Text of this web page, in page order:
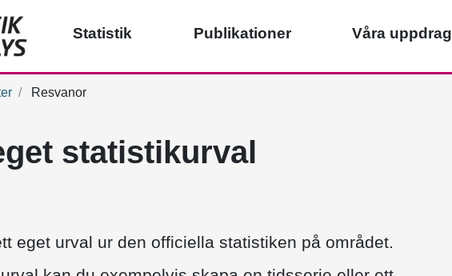
Statistik Publikationer Våra uppdrag
Resvanor
statistikurval
eget urval ur den officiella statistiken på området.